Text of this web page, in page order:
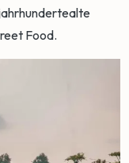
Food.